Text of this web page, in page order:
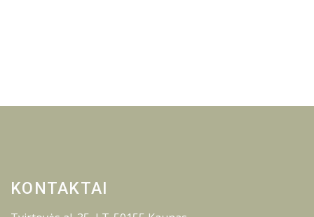
KONTAKTAI